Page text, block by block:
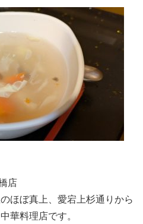
店
ほぼ真上、愛宕上杉通りから
華料理店です。